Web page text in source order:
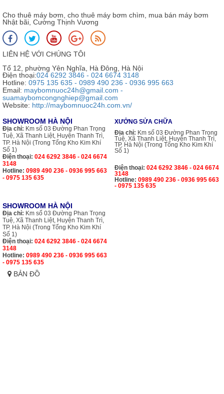
Cho thuê máy bơm, cho thuê máy bơm chìm, mua bán máy bơm
Nhật bãi, Cường Thịnh Vương
LIÊN HỆ VỚI CHÚNG TÔI
Tổ 12, phường Yên Nghĩa, Hà Đông, Hà Nội
Điện thoại:024 6292 3846 - 024 6674 3148
Hotline: 0975 135 635 - 0989 490 236 - 0936 995 663
Email: maybomnuoc24h@gmail.com -
suamaybomcongnghiep@gmail.com
Website: http://maybomnuoc24h.com.vn/
SHOWROOM HÀ NỘI
Địa chỉ: Km số 03 Đường Phan Trọng
Tuệ, Xã Thanh Liệt, Huyện Thanh Trì,
TP. Hà Nội (Trong Tổng Kho Kim Khí
Số 1)
Điện thoại: 024 6292 3846 - 024 6674
3148
Hotline: 0989 490 236 - 0936 995 663
- 0975 135 635
XƯỞNG SỬA CHỮA
Địa chỉ: Km số 03 Đường Phan Trọng
Tuệ, Xã Thanh Liệt, Huyện Thanh Trì,
TP. Hà Nội (Trong Tổng Kho Kim Khí
Số 1)
Điện thoại: 024 6292 3846 - 024 6674
3148
Hotline: 0989 490 236 - 0936 995 663
- 0975 135 635
SHOWROOM HÀ NỘI
Địa chỉ: Km số 03 Đường Phan Trọng
Tuệ, Xã Thanh Liệt, Huyện Thanh Trì,
TP. Hà Nội (Trong Tổng Kho Kim Khí
Số 1)
Điện thoại: 024 6292 3846 - 024 6674
3148
Hotline: 0989 490 236 - 0936 995 663
- 0975 135 635
BẢN ĐỒ